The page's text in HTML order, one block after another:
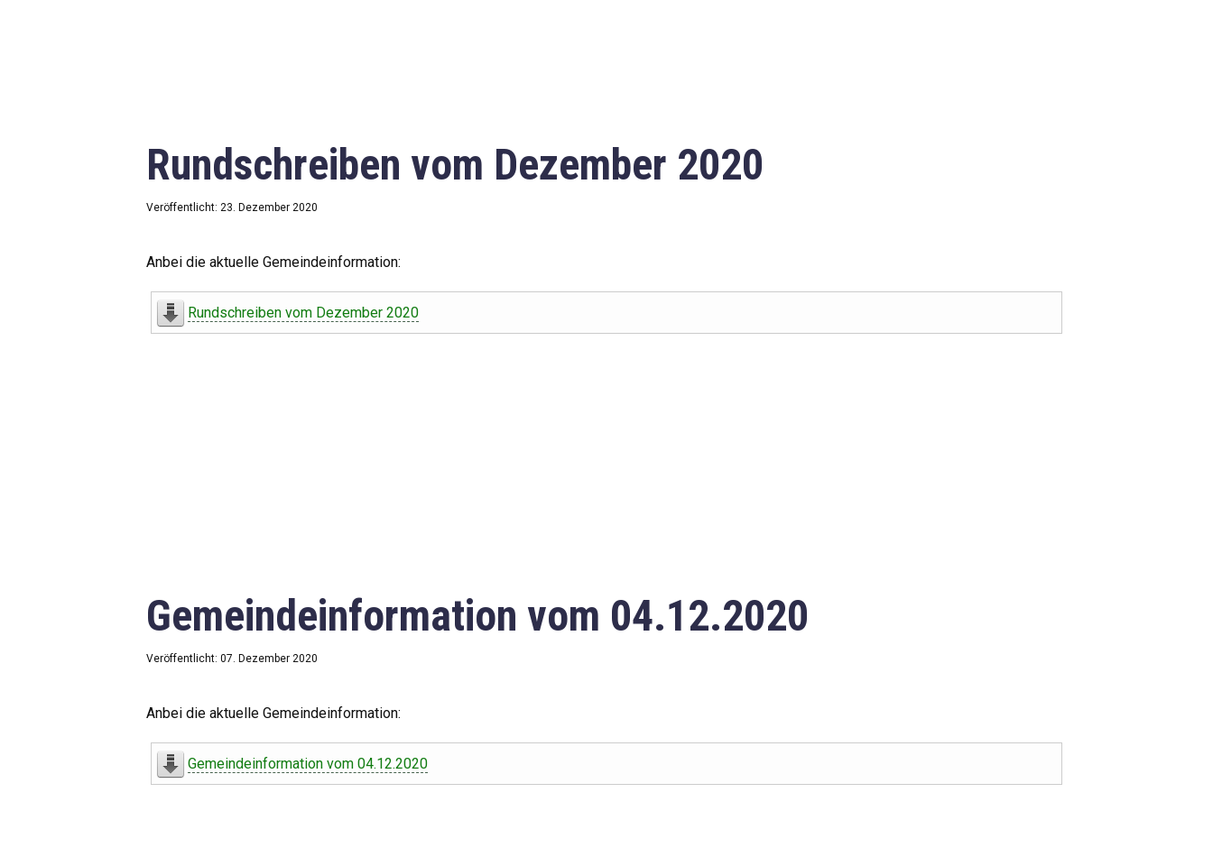
Rundschreiben vom Dezember 2020
Veröffentlicht: 23. Dezember 2020
Anbei die aktuelle Gemeindeinformation:
Rundschreiben vom Dezember 2020
Gemeindeinformation vom 04.12.2020
Veröffentlicht: 07. Dezember 2020
Anbei die aktuelle Gemeindeinformation:
Gemeindeinformation vom 04.12.2020